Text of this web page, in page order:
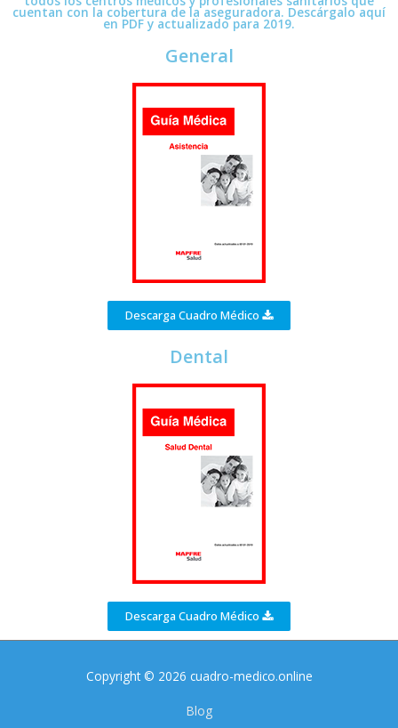
cuentan con la cobertura de la aseguradora. Descárgalo aquí
en PDF y actualizado para 2019.
General
Descarga Cuadro Médico
Dental
Descarga Cuadro Médico
Copyright © 2026 cuadro-medico.online
Blog